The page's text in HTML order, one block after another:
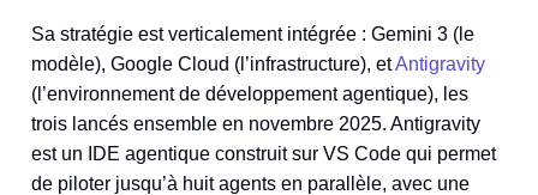
Sa stratégie est verticalement intégrée : Gemini 3 (le
modèle), Google Cloud (l’infrastructure), etAntigravity
(l’environnement de développement agentique), les
trois lancés ensemble en novembre 2025. Antigravity
est un IDE agentique construit sur VS Code qui permet
de piloter jusqu’à huit agents en parallèle, avec une